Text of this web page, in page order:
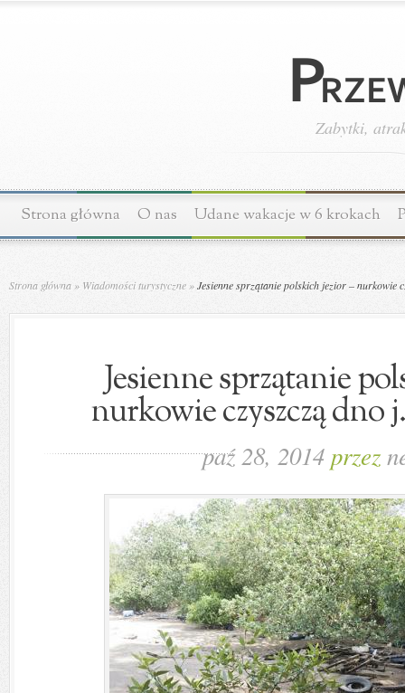
Zabytki,
Strona główna O nas Udane wakacje w 6 krokach
Strona główna » Wiadomości turystyczne »Jesienne sprzątanie polskich jezior – nurkowie
Jesienne sprzątanie
nurkowie czyszczą dno
paź 28, 2014 przez